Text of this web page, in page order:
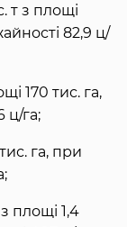
т з площі
82,9 ц/
170 тис. га,
ц/га;
га, при
площі 1,4